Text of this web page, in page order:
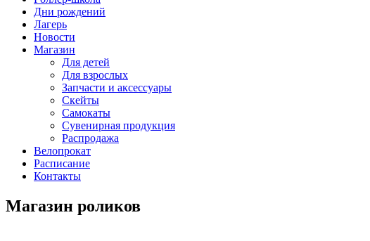
Дни рождений
Лагерь
Новости
Магазин
Для детей
Для взрослых
Запчасти и аксессуары
Скейты
Самокаты
Сувенирная продукция
Распродажа
Велопрокат
Расписание
Контакты
Магазин роликов